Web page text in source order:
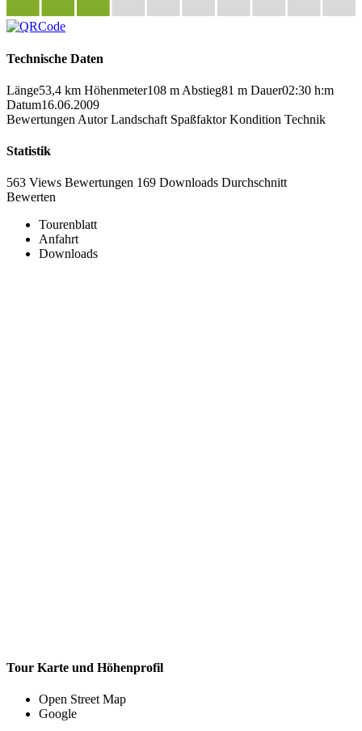
Technische Daten
Länge53,4 km Höhenmeter108 m Abstieg81 m Dauer02:30 h:m
Datum16.06.2009
Bewertungen Autor Landschaft Spaßfaktor Kondition Technik
Statistik
563 Views Bewertungen 169 Downloads Durchschnitt
Bewerten
Tourenblatt
Anfahrt
Downloads
Tour Karte und Höhenprofil
Open Street Map
Google